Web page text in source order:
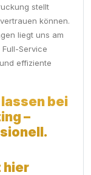
stellt
können.
liegt uns am
Service
effiziente
bei
–
hier